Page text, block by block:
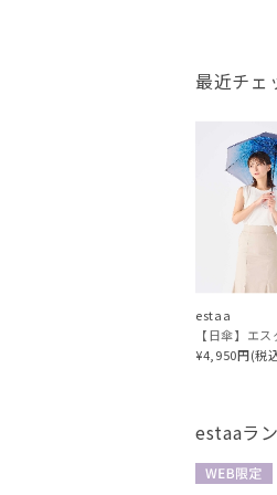
最近チェ
estaa
¥4,950円(税
estaaラ